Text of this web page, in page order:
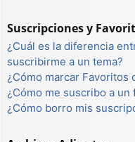
Suscripciones y
¿Cuál es la diferencia
suscribirme a un tema?
¿Cómo marcar Favoritos
¿Cómo me suscribo a
¿Cómo borro mis